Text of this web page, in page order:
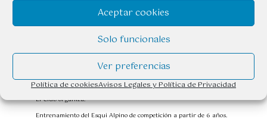
Aceptar cookies
Solo funcionales
Ver preferencias
Política de cookiesAvisos Legales y Política de Privacidad
El Club organiza:
Entrenamiento del Esqui Alpino de competición a partir de 6 años.